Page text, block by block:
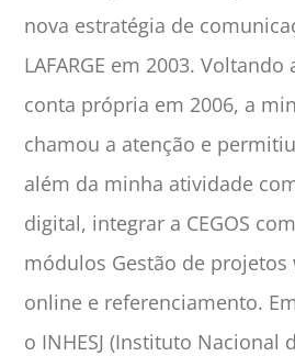
nova estratégia de
LAFARGE em 2003.
conta própria em 2006, a
chamou a atenção e
além da minha atividade
digital, integrar a CEGOS
módulos Gestão de projetos
online e referenciamento.
o INHESJ (Instituto Nacional